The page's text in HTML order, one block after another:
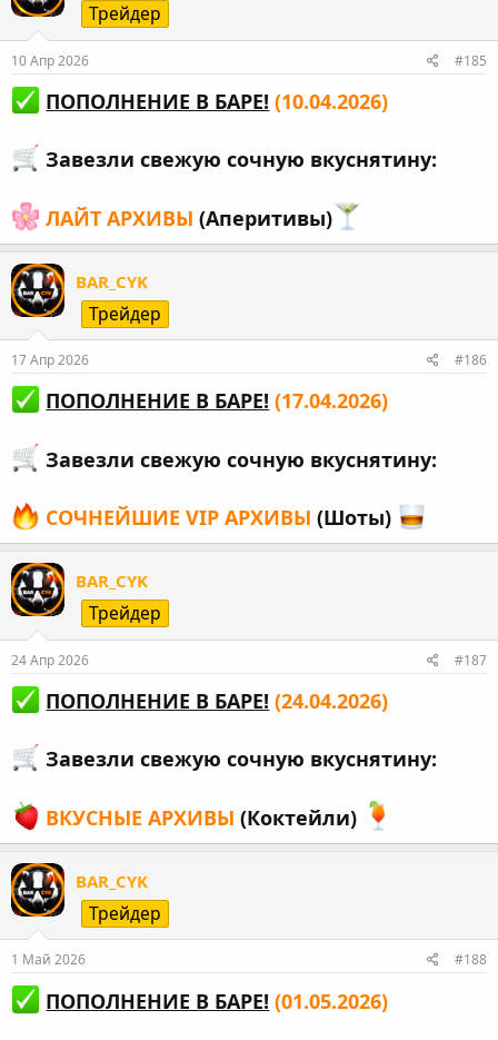
Трейдер
10 Апр 2026 #185
ПОПОЛНЕНИЕ В БАРЕ! (10.04.2026)
Завезли свежую сочную вкуснятину:
ЛАЙТ АРХИВЫ (Аперитивы)
BAR_CYK
Трейдер
17 Апр 2026 #186
ПОПОЛНЕНИЕ В БАРЕ! (17.04.2026)
Завезли свежую сочную вкуснятину:
СОЧНЕЙШИЕ VIP АРХИВЫ (Шоты)
BAR_CYK
Трейдер
24 Апр 2026 #187
ПОПОЛНЕНИЕ В БАРЕ! (24.04.2026)
Завезли свежую сочную вкуснятину:
ВКУСНЫЕ АРХИВЫ (Коктейли)
BAR_CYK
Трейдер
1 Май 2026 #188
ПОПОЛНЕНИЕ В БАРЕ! (01.05.2026)